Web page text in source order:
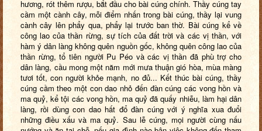
hương, rót thêm rượu, bắt đầu cho bài cúng chính. Thầy cúng tay
cầm một cành cây, mỗi điểm nhấn trong bài cúng, thầy lại vung
cành cây lên phẩy qua, phẩy lại trước ban thờ. Bài cúng kể về
công lao của thần rừng, sự tích của đất trời và các vị thần, với
hàm ý dân làng không quên nguồn gốc, không quên công lao của
thần rừng, tổ tiên người Pu Péo và các vị thần đã phù trợ cho
dân làng, cầu mong một năm mới mưa thuận gió hòa, mùa màng
tươi tốt, con người khỏe mạnh, no đủ... Kết thúc bài cúng, thầy
cúng cầm theo một con dao nhỏ đến đàn cúng các vong hồn và
ma quỷ, kể tội các vong hồn, ma quỷ đã quấy nhiễu, làm hại dân
làng, rồi dùng con dao hất đổ đàn cúng với ý nghĩa xua đuổi
những điều xấu và ma quỷ. Sau lễ cúng, mọi người cùng nấu